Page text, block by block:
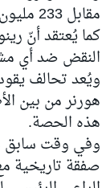
مقابل 233 مليون دولار فقط.
كما يُعتقد أنّ
النقض ضد أي
ويُعد تحالف
هورنر من بين
هذه الحصة.
وفي وقت سابق
صفقة تاريخية